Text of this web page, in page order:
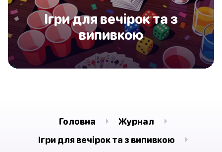
Ігри для вечірок та з
випивкою
Головна
Журнал
Ігри для вечірок та з випивкою